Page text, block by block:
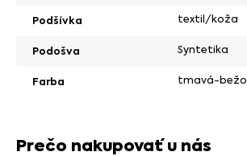
Podšívka textil/koža
Podošva Syntetika
Farba tmavá-
Prečo nakupovať u nás